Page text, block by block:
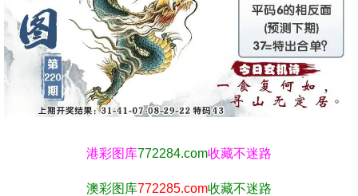
港彩图库772284.com收藏不迷路
澳彩图库772285.com收藏不迷路